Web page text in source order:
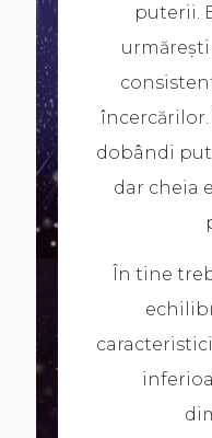
puterii.
încercărilor.
dobândi
dar cheia
În tine